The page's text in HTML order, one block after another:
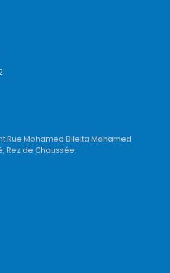
Rue Mohamed Dileita Mohamed
Rez de Chaussée.